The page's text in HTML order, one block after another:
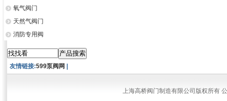
氧气阀门
天然气阀门
消防专用阀
友情链接:599泵阀网
上海高桥阀门制造有限公司版权所有